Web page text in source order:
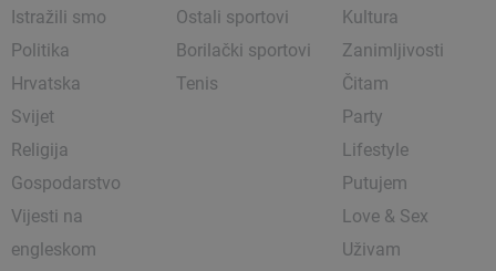
Istražili smo
Politika
Hrvatska
Svijet
Religija
Gospodarstvo
Vijesti na
engleskom
Ostali sportovi
Borilački sportovi
Tenis
Kultura
Zanimljivosti
Čitam
Party
Lifestyle
Putujem
Love & Sex
Uživam